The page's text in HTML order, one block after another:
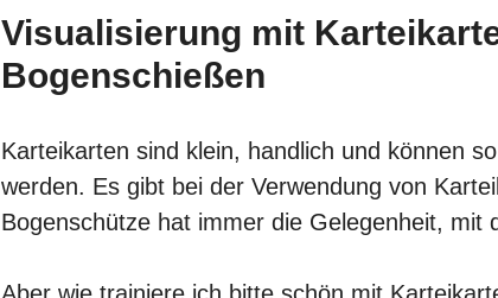
Visualisierung mit
Bogenschießen
Karteikarten sind klein, handlich und können
werden. Es gibt bei der Verwendung von
Bogenschütze hat immer die Gelegenheit, mit